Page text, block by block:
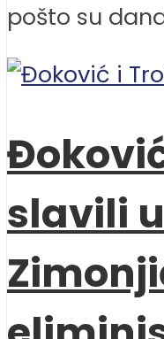
pošto su
slavili